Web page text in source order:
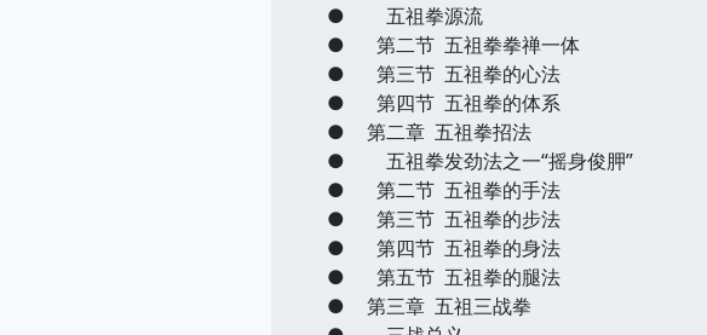
●
五祖拳源流
●
第二节 五祖拳拳禅一体
●
第三节 五祖拳的心法
●
第四节 五祖拳的体系
●
第二章 五祖拳招法
●
五祖拳发劲法之一“摇身俊胛”
●
第二节 五祖拳的手法
●
第三节 五祖拳的步法
●
第四节 五祖拳的身法
●
第五节 五祖拳的腿法
●
第三章 五祖三战拳